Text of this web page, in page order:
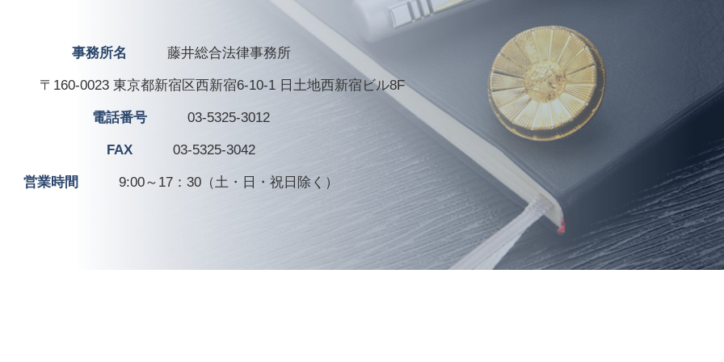
事務所名 藤井総合法律事務所
〒160-0023 東京都新宿区西新宿6-10-1 日土地西新宿ビル8F
電話番号 03-5325-3012
FAX 03-5325-3042
営業時間 9:00～17：30（土・日・祝日除く）